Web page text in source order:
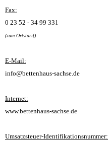
Fax:
0 23 52 - 34 99 331
(zum Ortstarif)
E-Mail:
info@bettenhaus-sachse.de
Internet:
www.bettenhaus-sachse.de
Umsatzsteuer-Identifikationsnummer: